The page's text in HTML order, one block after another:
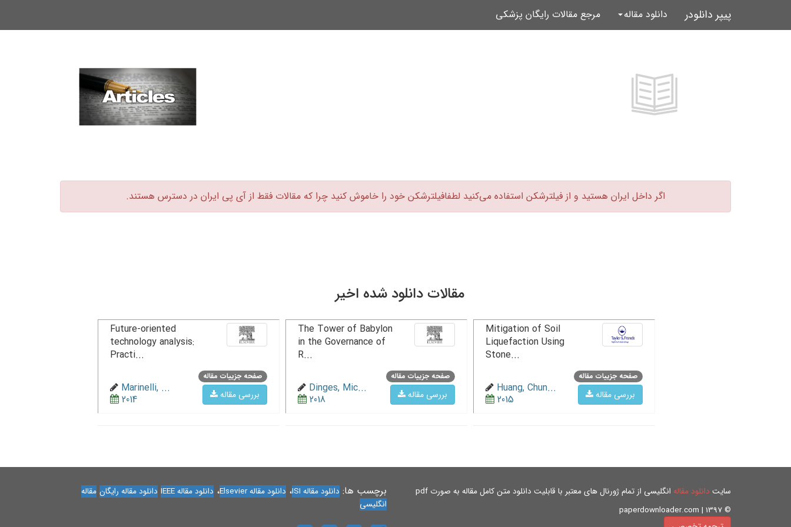
پیپر دانلودر دانلود مقاله مرجع مقالات رایگان پزشکی
اگر داخل ایران هستید و از فیلترشکن استفاده می‌کنید لطفافیلترشکن خود را خاموش کنید چرا که مقالات فقط از آی پی ایران در دسترس هستند.‏
مقالات دانلود شده اخیر
صفحه جزییات مقاله
بررسی مقاله
Mitigation of Soil
Liquefaction Using
Stone...
Huang, Chun...
2015
صفحه جزییات مقاله
بررسی مقاله
The Tower of Babylon
in the Governance of
R...
Dinges, Mic...
2018
صفحه جزییات مقاله
بررسی مقاله
Future-oriented
technology analysis:
Practi...
Marinelli, ...
2014
سایت دانلود مقاله انگلیسی از تمام ژورنال های معتبر با قابلیت دانلود متن کامل مقاله به صورت pdf
© paperdownloader.com | 1397
برچسب ها: دانلود مقاله ISI ، دانلود مقاله Elsevier ، دانلود مقاله IEEE دانلود مقاله رایگان مقاله
انگلیسی